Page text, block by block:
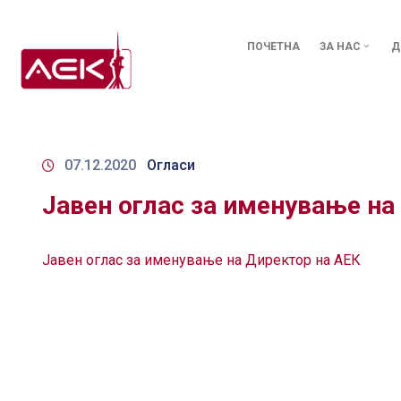
ПОЧЕТНА ЗА НАС
07.12.2020 Огласи
Јавен оглас за именување
Јавен оглас за именување на Директор на АЕК